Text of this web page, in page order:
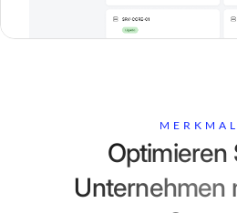
Optimieren
Unternehmen